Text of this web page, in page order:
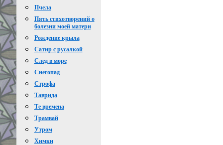
Пчела
Пять стихотворений о
болезни моей матери
Рождение крыла
Сатир с русалкой
След в море
Снегопад
Строфа
Таврида
Те времена
Трамвай
Утром
Химки